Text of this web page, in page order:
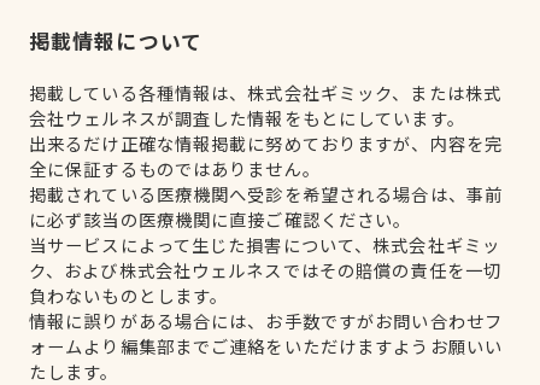
掲載情報について
掲載している各種情報は、株式会社ギミック、または株式
会社ウェルネスが調査した情報をもとにしています。
出来るだけ正確な情報掲載に努めておりますが、内容を完
全に保証するものではありません。
掲載されている医療機関へ受診を希望される場合は、事前
に必ず該当の医療機関に直接ご確認ください。
当サービスによって生じた損害について、株式会社ギミッ
ク、および株式会社ウェルネスではその賠償の責任を一切
負わないものとします。
情報に誤りがある場合には、お手数ですがお問い合わせフ
ォームより編集部までご連絡をいただけますようお願いい
たします。